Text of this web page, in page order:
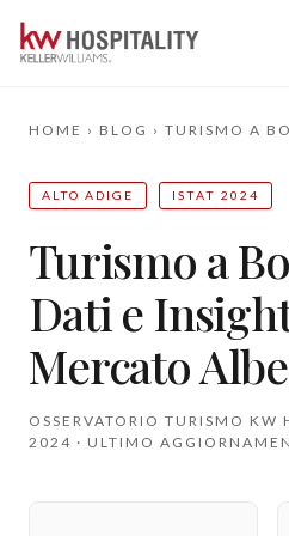
HOME › BLOG › TURISMO A
ALTO ADIGE ISTAT 2024
Turismo a
Dati e
Mercato
OSSERVATORIO TURISMO KW
2024 · ULTIMO